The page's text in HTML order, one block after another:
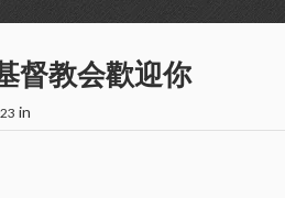
督教会歡迎你
in